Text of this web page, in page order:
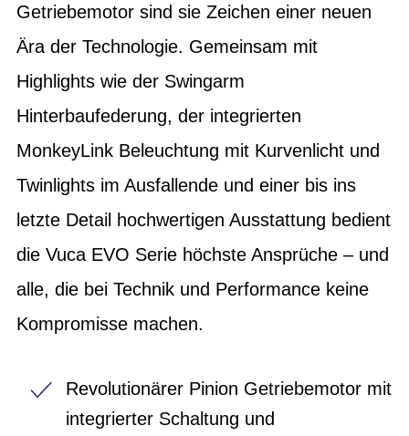
Getriebemotor sind sie Zeichen einer neuen
Ära der Technologie. Gemeinsam mit
Highlights wie der Swingarm
Hinterbaufederung, der integrierten
MonkeyLink Beleuchtung mit Kurvenlicht und
Twinlights im Ausfallende und einer bis ins
letzte Detail hochwertigen Ausstattung bedient
die Vuca EVO Serie höchste Ansprüche – und
alle, die bei Technik und Performance keine
Kompromisse machen.
Revolutionärer Pinion Getriebemotor mit
integrierter Schaltung und